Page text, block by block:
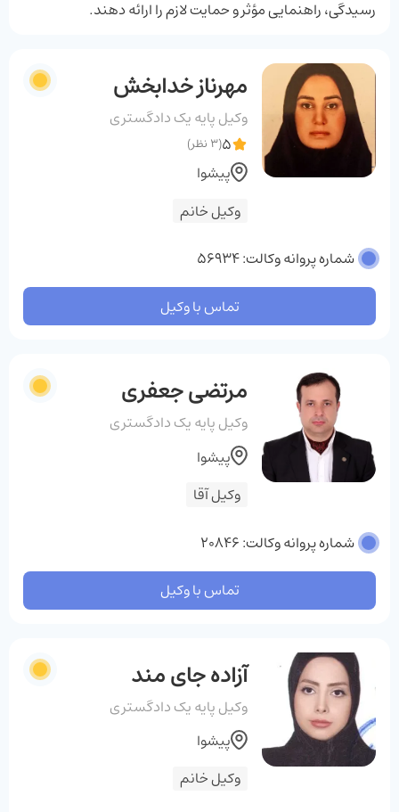
رسیدگی، راهنمایی مؤثر و حمایت لازم را ارائه دهند.
مهرناز خدابخش
وکیل پایه یک دادگستری
5(3 نظر)
وکیل خانم
پیشوا
شماره پروانه وکالت: 56934
تماس با وکیل
مرتضی جعفری
وکیل پایه یک دادگستری
وکیل آقا
پیشوا
شماره پروانه وکالت: 20846
تماس با وکیل
آزاده جای مند
وکیل پایه یک دادگستری
وکیل خانم
پیشوا